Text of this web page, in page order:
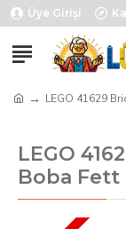
Üye Girişi
LEGO 41629
LEGO
Boba Fett